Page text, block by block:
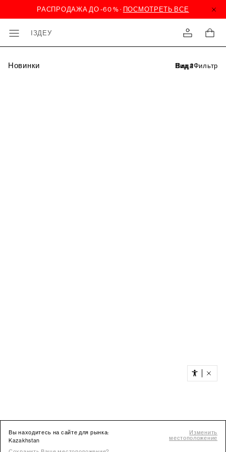
ІЗДЕУ
Новинки Фильтр
Вы находитесь на сайте для рынка:
Kazakhstan
Изменить
местоположение